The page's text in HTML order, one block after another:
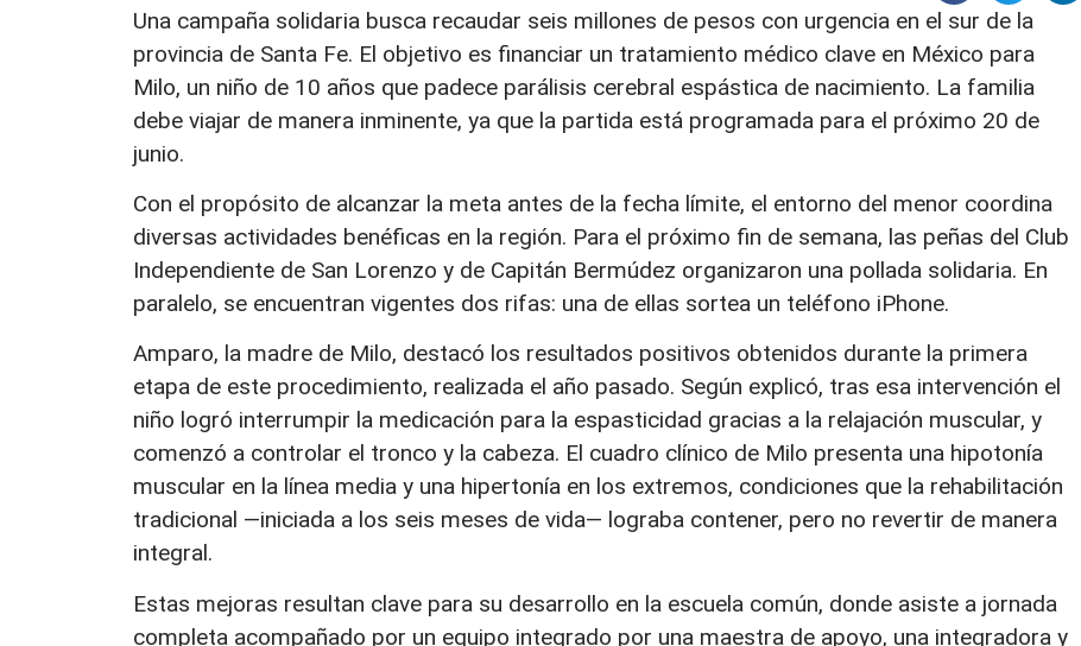
Una campaña solidaria busca recaudar seis millones de pesos con urgencia en el sur de la
provincia de Santa Fe. El objetivo es financiar un tratamiento médico clave en México para
Milo, un niño de 10 años que padece parálisis cerebral espástica de nacimiento. La familia
debe viajar de manera inminente, ya que la partida está programada para el próximo 20 de
junio.
Con el propósito de alcanzar la meta antes de la fecha límite, el entorno del menor coordina
diversas actividades benéficas en la región. Para el próximo fin de semana, las peñas del Club
Independiente de San Lorenzo y de Capitán Bermúdez organizaron una pollada solidaria. En
paralelo, se encuentran vigentes dos rifas: una de ellas sortea un teléfono iPhone.
Amparo, la madre de Milo, destacó los resultados positivos obtenidos durante la primera
etapa de este procedimiento, realizada el año pasado. Según explicó, tras esa intervención el
niño logró interrumpir la medicación para la espasticidad gracias a la relajación muscular, y
comenzó a controlar el tronco y la cabeza. El cuadro clínico de Milo presenta una hipotonía
muscular en la línea media y una hipertonía en los extremos, condiciones que la rehabilitación
tradicional —iniciada a los seis meses de vida— lograba contener, pero no revertir de manera
integral.
Estas mejoras resultan clave para su desarrollo en la escuela común, donde asiste a jornada
completa acompañado por un equipo integrado por una maestra de apoyo, una integradora y